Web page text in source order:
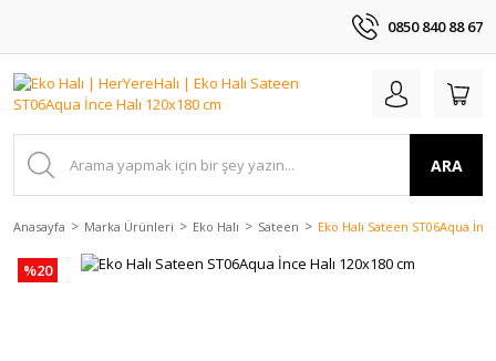
0850 840 88 67
ARA
Anasayfa Marka Ürünleri Eko Halı Sateen Eko Halı Sateen ST06Aqua
%20